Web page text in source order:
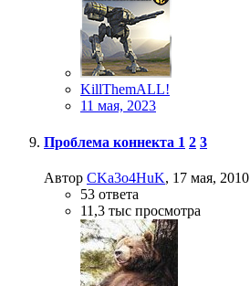
KillThemALL!
11 мая, 2023
Проблема коннекта 1 2 3
Автор CKa3o4HuK, 17 мая, 2010
53 ответа
11,3 тыс просмотра